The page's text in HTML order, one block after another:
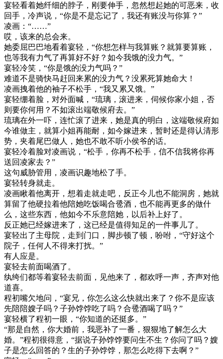
宴轻看着她纤细的脖子，刚要伸手，忽然想起她的可恶来，收
回手，冷声说，“你是不是忘记了，我还有账没与你算？”
凌画：“……”
哎，该来的总会来。
她委屈巴巴地看着宴轻，“你想怎样与我算账？就算要算账，
也等我有力气了再算好不好？如今我饿的没力气。”
宴轻冷笑，“你是饿的没力气吗？”
难道不是骑快马赶回来累的没力气？没累死算她命大！
凌画拽着他的袖子不松手，“我又累又饿。”
宴轻绷着脸，对外面喊，“琉璃，滚进来，伺候你家小姐，否
则要你何用？不如滚出端敬候府去。”
琉璃在外一吓，连忙滚了进来，她是真的明白，这端敬候府如
今谁做主，就算小姐再能耐，如今嫁进来，暂时还是得认清形
势，夹着尾巴做人，她也不敢不听小侯爷的话。
宴轻冷着脸对凌画说，“松手，你再不松手，信不信我将你再
送回凌家去？”
这句威胁管用，凌画识趣地松了手。
宴轻转身就走。
凌画瞅着他离开，想着走就走吧，反正今儿也不能洞房，她就
算留了他硬拉着他陪她吃饭喝合卺酒，也不能再更多的做什
么，这些东西，他如今不乐意陪她，以后补上好了。
反正她已经嫁进来了，这已经是值得知足的一件事儿了。
宴轻出了主母院，走到门口，脚步顿了顿，吩咐，“守好这个
院子，任何人不得来打扰。”
有人应是。
宴轻去前面喝酒了。
纨绔们都等着宴轻去前面，见他来了，都欢呼一声，齐声对他
道喜。
程初嘴欠地问，“宴兄，你怎么这么快就出来了？你不是应该
先陪陪嫂子吗？子孙饽饽吃了吗？合卺酒喝了吗？”
宴轻横了程初一眼，“你知道的还挺多。”
“那是自然，你大婚前，我恶补了一番，狠狠地了解怎么大
婚。”程初很得意，“据说子孙饽饽要问生不生？你问了吗？嫂
子是怎么回答的？生的子孙饽饽，那怎么吃得下去啊？”